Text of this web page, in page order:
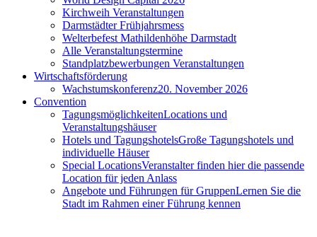
Kirchweih Veranstaltungen
Darmstädter Frühjahrsmess
Welterbefest Mathildenhöhe Darmstadt
Alle Veranstaltungstermine
Standplatzbewerbungen Veranstaltungen
Wirtschaftsförderung
Wachstumskonferenz20. November 2026
Convention
TagungsmöglichkeitenLocations und
Veranstaltungshäuser
Hotels und TagungshotelsGroße Tagungshotels und
individuelle Häuser
Special LocationsVeranstalter finden hier die passende
Location für jeden Anlass
Angebote und Führungen für GruppenLernen Sie die
Stadt im Rahmen einer Führung kennen